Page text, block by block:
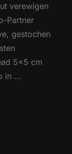
verewigen
Partner
gestochen
5×5 cm
in …
WACKEN